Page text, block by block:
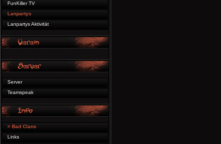
FunKiller TV
Lanpartys
Lanpartys Aktivität
Server
Teamspeak
> Bad Clans
Links